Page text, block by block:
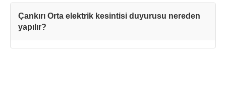
Çankırı Orta elektrik kesintisi duyurusu nereden
yapılır?